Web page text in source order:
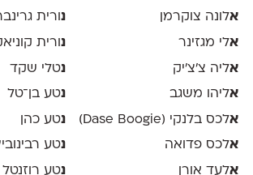
אלונה צוקרמן
אלי מגזינר
אליה צ׳צ׳יק
אליהו משגב
אלכס בלנקי (Dase Boogie)
אלכס פדואה
אלעד אורן
נורית
נ ורית
נטלי שקד
נטע בן־טל
נטע כהן
נטע
נטע רוזנטל